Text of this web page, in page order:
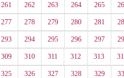
261 262 263 264 265
277 278 279 280 281
293 294 295 296 297
309 310 311 312 313
325 326 327 328 329